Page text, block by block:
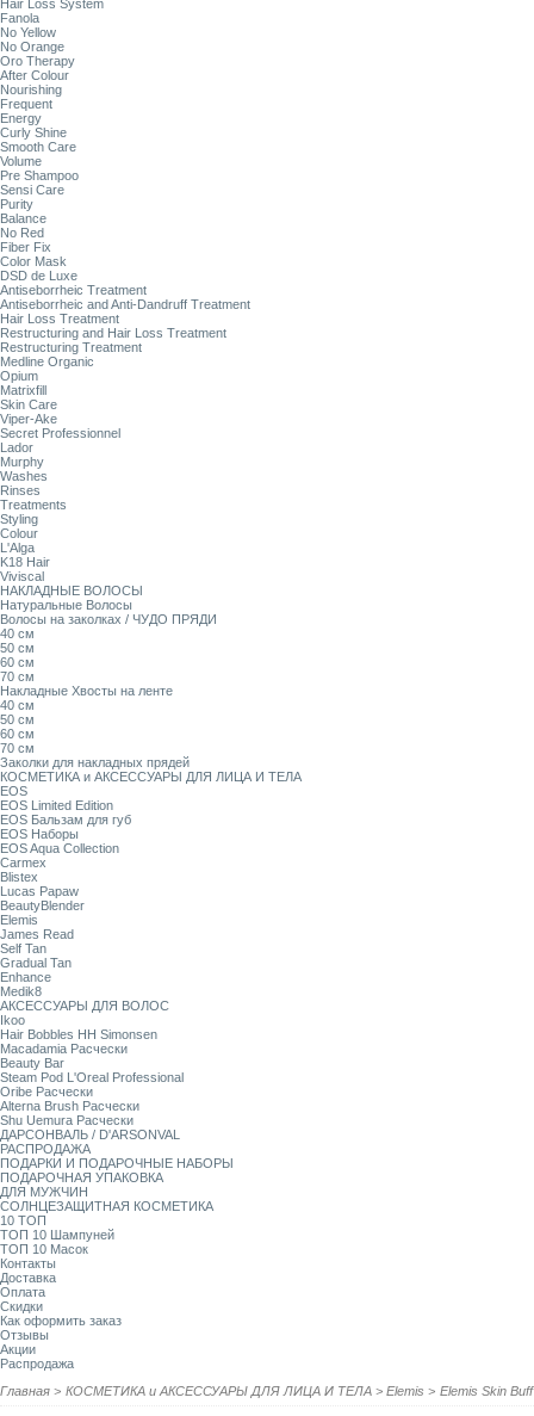
Hair Loss System
Fanola
No Yellow
No Orange
Oro Therapy
After Colour
Nourishing
Frequent
Energy
Curly Shine
Smooth Care
Volume
Pre Shampoo
Sensi Care
Purity
Balance
No Red
Fiber Fix
Color Mask
DSD de Luxe
Antiseborrheic Treatment
Antiseborrheic and Anti-Dandruff Treatment
Hair Loss Treatment
Restructuring and Hair Loss Treatment
Restructuring Treatment
Medline Organic
Opium
Matrixfill
Skin Care
Viper-Ake
Secret Professionnel
Lador
Murphy
Washes
Rinses
Treatments
Styling
Colour
L'Alga
K18 Hair
Viviscal
НАКЛАДНЫЕ ВОЛОСЫ
Натуральные Волосы
Волосы на заколках / ЧУДО ПРЯДИ
40 см
50 см
60 см
70 см
Накладные Хвосты на ленте
40 см
50 см
60 см
70 см
Заколки для накладных прядей
КОСМЕТИКА и АКСЕССУАРЫ ДЛЯ ЛИЦА И ТЕЛА
EOS
EOS Limited Edition
EOS Бальзам для губ
EOS Наборы
EOS Aqua Collection
Carmex
Blistex
Lucas Papaw
BeautyBlender
Elemis
James Read
Self Tan
Gradual Tan
Enhance
Medik8
АКСЕССУАРЫ ДЛЯ ВОЛОС
Ikoo
Hair Bobbles HH Simonsen
Macadamia Расчески
Beauty Bar
Steam Pod L'Oreal Professional
Oribe Расчески
Alterna Brush Расчески
Shu Uemura Расчески
ДАРСОНВАЛЬ / D'ARSONVAL
РАСПРОДАЖА
ПОДАРКИ И ПОДАРОЧНЫЕ НАБОРЫ
ПОДАРОЧНАЯ УПАКОВКА
ДЛЯ МУЖЧИН
СОЛНЦЕЗАЩИТНАЯ КОСМЕТИКА
10 ТОП
ТОП 10 Шампуней
ТОП 10 Масок
Контакты
Доставка
Оплата
Скидки
Как оформить заказ
Отзывы
Акции
Распродажа
Главная > КОСМЕТИКА и АКСЕССУАРЫ ДЛЯ ЛИЦА И ТЕЛА > Elemis > Elemis Skin